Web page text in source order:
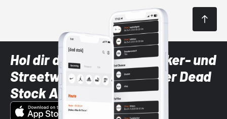
Hol dir die neuesten Sneaker- und
Streetwear-Brands mit der Dead
Stock App